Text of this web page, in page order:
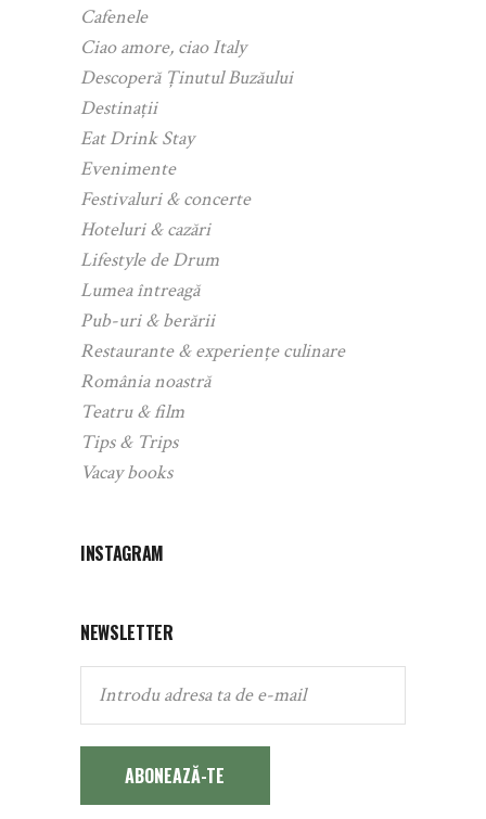
Cafenele
Ciao amore, ciao Italy
Descoperă Ținutul Buzăului
Destinații
Eat Drink Stay
Evenimente
Festivaluri & concerte
Hoteluri & cazări
Lifestyle de Drum
Lumea întreagă
Pub-uri & berării
Restaurante & experiențe culinare
România noastră
Teatru & film
Tips & Trips
Vacay books
INSTAGRAM
NEWSLETTER
ABONEAZĂ-TE